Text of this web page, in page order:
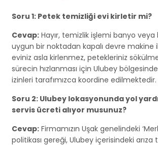
Soru 1: Petek temizliği evi kirletir mi?
Cevap: Hayır, temizlik işlemi banyo veya
uygun bir noktadan kapalı devre makine
eviniz asla kirlenmez, petekleriniz
sürecin hızlanması için Ulubey
izinleri tarafımızca koordine edilmektedir.
Soru 2: Ulubey lokasyonunda yol
servis ücreti alıyor musunuz?
Cevap: Firmamızın Uşak genelindeki
politikası gereği, Ulubey içerisindeki arıza